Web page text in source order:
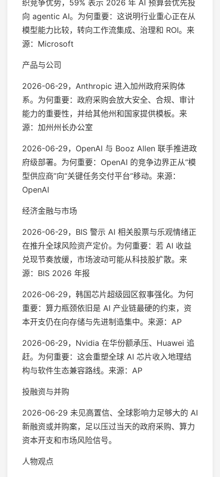
织竞争优势，59% 表示 2026 年 AI 预算会优先投
向 agentic AI。为何重要：这说明行业重心正在从
模型能力比较，转向工作流集成、治理和 ROI。来
源：Microsoft
产品与公司
2026-06-29，Anthropic 进入加州政府采购体
系。为何重要：政府采购会放大安全、合规、审计
能力的重要性，并给其他州和国家提供模板。来
源：加州州长办公室
2026-06-29，OpenAI 与 Booz Allen 联手推进政
府级部署。为何重要：OpenAI 的竞争边界正从“模
型供应商”向“关键任务交付平台”移动。来源：
OpenAI
经济金融与市场
2026-06-29，BIS 警示 AI 相关股票与乐观情绪正
在推升全球风险资产定价。为何重要：若 AI 收益
兑现节奏放缓，市场波动可能从科技股扩散。来
源：BIS 2026 年报
2026-06-29，韩国芯片超级园区叙事强化。为何
重要：算力瓶颈依旧是 AI 产业链最硬的约束，资
本开支仍在向存储与先进制造集中。来源：AP
2026-06-29，Nvidia 在华份额承压、Huawei 追
赶。为何重要：这会重塑全球 AI 芯片收入地理结
构与软件生态兼容路线。来源：AP
投融资与并购
2026-06-29 未见高置信、全球影响力足够大的 AI
新融资或并购案，足以压过当天的政府采购、算力
资本开支和市场风险信号。
人物观点